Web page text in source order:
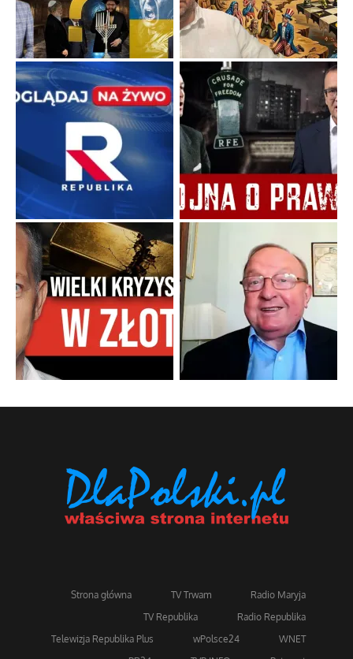
Strona główna TV Trwam
Radio Maryja
TV Republika
Radio Republika
Telewizja Republika Plus
wPolsce24
WNET